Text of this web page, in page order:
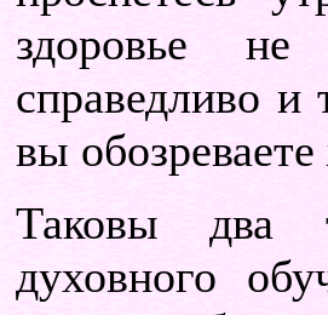
здоровье
справедливо и
вы
Таковы два
духовного